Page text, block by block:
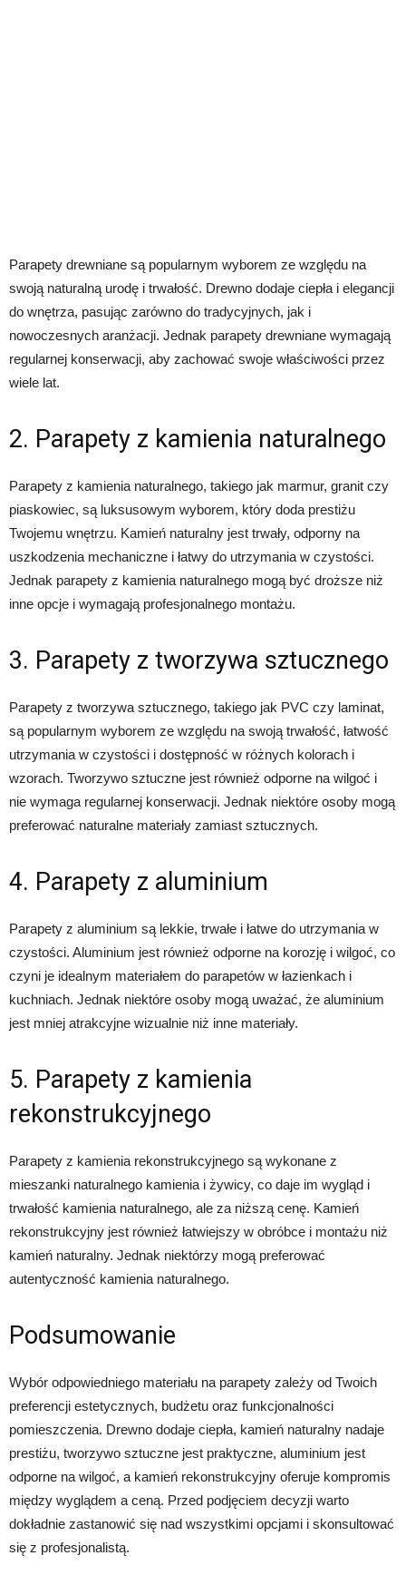
Parapety drewniane są popularnym wyborem ze względu na
swoją naturalną urodę i trwałość. Drewno dodaje ciepła i elegancji
do wnętrza, pasując zarówno do tradycyjnych, jak i
nowoczesnych aranżacji. Jednak parapety drewniane wymagają
regularnej konserwacji, aby zachować swoje właściwości przez
wiele lat.
2. Parapety z kamienia naturalnego
Parapety z kamienia naturalnego, takiego jak marmur, granit czy
piaskowiec, są luksusowym wyborem, który doda prestiżu
Twojemu wnętrzu. Kamień naturalny jest trwały, odporny na
uszkodzenia mechaniczne i łatwy do utrzymania w czystości.
Jednak parapety z kamienia naturalnego mogą być droższe niż
inne opcje i wymagają profesjonalnego montażu.
3. Parapety z tworzywa sztucznego
Parapety z tworzywa sztucznego, takiego jak PVC czy laminat,
są popularnym wyborem ze względu na swoją trwałość, łatwość
utrzymania w czystości i dostępność w różnych kolorach i
wzorach. Tworzywo sztuczne jest również odporne na wilgoć i
nie wymaga regularnej konserwacji. Jednak niektóre osoby mogą
preferować naturalne materiały zamiast sztucznych.
4. Parapety z aluminium
Parapety z aluminium są lekkie, trwałe i łatwe do utrzymania w
czystości. Aluminium jest również odporne na korozję i wilgoć, co
czyni je idealnym materiałem do parapetów w łazienkach i
kuchniach. Jednak niektóre osoby mogą uważać, że aluminium
jest mniej atrakcyjne wizualnie niż inne materiały.
5. Parapety z kamienia
rekonstrukcyjnego
Parapety z kamienia rekonstrukcyjnego są wykonane z
mieszanki naturalnego kamienia i żywicy, co daje im wygląd i
trwałość kamienia naturalnego, ale za niższą cenę. Kamień
rekonstrukcyjny jest również łatwiejszy w obróbce i montażu niż
kamień naturalny. Jednak niektórzy mogą preferować
autentyczność kamienia naturalnego.
Podsumowanie
Wybór odpowiedniego materiału na parapety zależy od Twoich
preferencji estetycznych, budżetu oraz funkcjonalności
pomieszczenia. Drewno dodaje ciepła, kamień naturalny nadaje
prestiżu, tworzywo sztuczne jest praktyczne, aluminium jest
odporne na wilgoć, a kamień rekonstrukcyjny oferuje kompromis
między wyglądem a ceną. Przed podjęciem decyzji warto
dokładnie zastanowić się nad wszystkimi opcjami i skonsultować
się z profesjonalistą.